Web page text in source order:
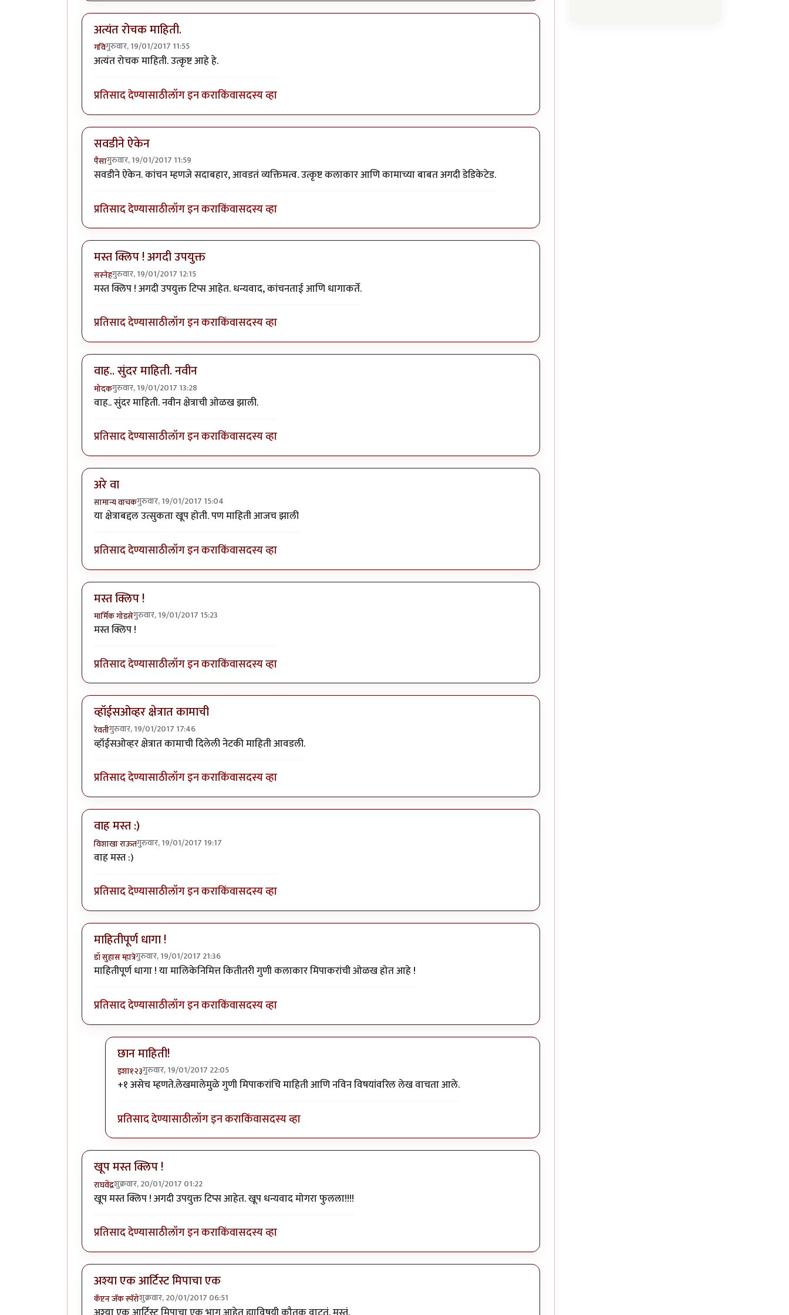
अत्यंत रोचक माहिती.
गविगुरुवार, 19/01/2017 11:55
अत्यंत रोचक माहिती. उत्कृष्ट आहे हे.
प्रतिसाद देण्यासाठीलॉग इन कराकिंवासदस्य व्हा
सवडीने ऐकेन
पैसागुरुवार, 19/01/2017 11:59
सवडीने ऐकेन. कांचन म्हणजे सदाबहार, आवडतं व्यक्तिमत्व. उत्कृष्ट कलाकार आणि कामाच्या बाबत अगदी डेडिकेटेड.
प्रतिसाद देण्यासाठीलॉग इन कराकिंवासदस्य व्हा
मस्त क्लिप ! अगदी उपयुक्त
सस्नेहगुरुवार, 19/01/2017 12:15
मस्त क्लिप ! अगदी उपयुक्त टिप्स आहेत. धन्यवाद, कांचनताई आणि धागाकर्ते.
प्रतिसाद देण्यासाठीलॉग इन कराकिंवासदस्य व्हा
वाह.. सुंदर माहिती. नवीन
मोदकगुरुवार, 19/01/2017 13:28
वाह.. सुंदर माहिती. नवीन क्षेत्राची ओळख झाली.
प्रतिसाद देण्यासाठीलॉग इन कराकिंवासदस्य व्हा
अरे वा
सामान्य वाचकगुरुवार, 19/01/2017 15:04
या क्षेत्राबद्दल उत्सुकता खूप होती. पण माहिती आजच झाली
प्रतिसाद देण्यासाठीलॉग इन कराकिंवासदस्य व्हा
मस्त क्लिप !
मार्मिक गोडसेगुरुवार, 19/01/2017 15:23
मस्त क्लिप !
प्रतिसाद देण्यासाठीलॉग इन कराकिंवासदस्य व्हा
व्हॉईसओव्हर क्षेत्रात कामाची
रेवतीगुरुवार, 19/01/2017 17:46
व्हॉईसओव्हर क्षेत्रात कामाची दिलेली नेटकी माहिती आवडली.
प्रतिसाद देण्यासाठीलॉग इन कराकिंवासदस्य व्हा
वाह मस्त :)
विशाखा राऊतगुरुवार, 19/01/2017 19:17
वाह मस्त :)
प्रतिसाद देण्यासाठीलॉग इन कराकिंवासदस्य व्हा
माहितीपूर्ण धागा !
डॉ सुहास म्हात्रेगुरुवार, 19/01/2017 21:36
माहितीपूर्ण धागा ! या मालिकेनिमित्त कितीतरी गुणी कलाकार मिपाकरांची ओळख होत आहे !
प्रतिसाद देण्यासाठीलॉग इन कराकिंवासदस्य व्हा
छान माहिती!
इशा१२३गुरुवार, 19/01/2017 22:05
In reply toमाहितीपूर्ण धागा !byडॉ सुहास म्हात्रे
+१ असेच म्हणते.लेखमालेमुळे गुणी मिपाकरांचि माहिती आणि नविन विषयांवरिल लेख वाचता आले.
प्रतिसाद देण्यासाठीलॉग इन कराकिंवासदस्य व्हा
खूप मस्त क्लिप !
राघवेंद्रशुक्रवार, 20/01/2017 01:22
खूप मस्त क्लिप ! अगदी उपयुक्त टिप्स आहेत. खूप धन्यवाद मोगरा फुलला!!!!
प्रतिसाद देण्यासाठीलॉग इन कराकिंवासदस्य व्हा
अश्या एक आर्टिस्ट मिपाचा एक
कॅप्टन जॅक स्पॅरोशुक्रवार, 20/01/2017 06:51